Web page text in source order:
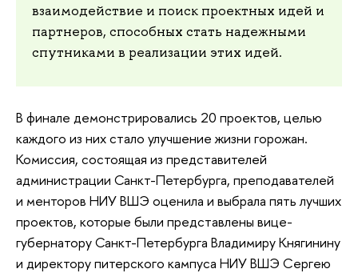
взаимодействие и поиск проектных идей и
партнеров, способных стать надежными
спутниками в реализации этих идей.
В финале демонстрировались 20 проектов, целью
каждого из них стало улучшение жизни горожан.
Комиссия, состоящая из представителей
администрации Санкт-Петербурга, преподавателей
и менторов НИУ ВШЭ оценила и выбрала пять лучших
проектов, которые были представлены вице-
губернатору Санкт-Петербурга Владимиру Княгинину
и директору питерского кампуса НИУ ВШЭ Сергею